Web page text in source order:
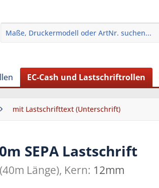
EC-Cash und Lastschriftrollen
mit Lastschrifttext (Unterschrift)
SEPA Lastschrift
(40m Länge), Kern: 12mm